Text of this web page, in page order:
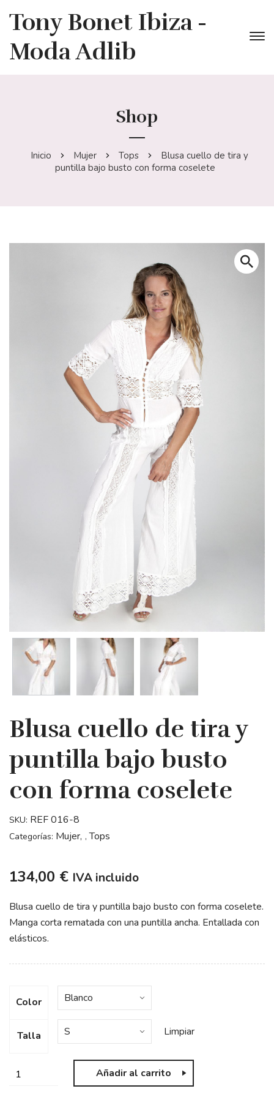
Tony Bonet Ibiza -
Moda Adlib
Shop
Inicio Mujer Tops
Blusa cuello de tira y
puntilla bajo busto con forma coselete
Blusa cuello de tira y
puntilla bajo busto
con forma coselete
134,00 € IVA incluido
Blusa cuello de tira y puntilla bajo busto con forma coselete.
Manga corta rematada con una puntilla ancha. Entallada con
elásticos.​
Color
Talla Limpiar
Añadir al carrito
SKU: REF 016-8
Categorías: Mujer ,Tops